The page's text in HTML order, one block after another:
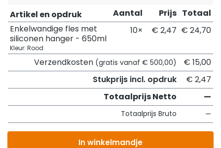
Artikel en opdruk
Aantal Prijs Totaal
Enkelwandige fles met
siliconen hanger - 650ml
Kleur: Rood
10× € 2,47 € 24,70
Verzendkosten (gratis vanaf € 500,00)
€ 15,00
Stukprijs incl. opdruk
€ 2,47
Totaalprijs Netto
—
Totaalprijs Bruto —
In winkelmandje